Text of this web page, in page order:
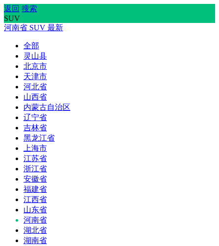
返回 搜索
SUV
河南省 SUV 最新
全部
灵山县
北京市
天津市
河北省
山西省
内蒙古自治区
辽宁省
吉林省
黑龙江省
上海市
江苏省
浙江省
安徽省
福建省
江西省
山东省
河南省
湖北省
湖南省